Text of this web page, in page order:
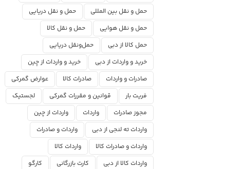
حمل و نقل بین المللی
حمل و نقل دریایی
حمل و نقل هوایی
حمل و نقل کالا
حمل کالا از دبی
حمل‌ونقل دریایی
خرید و واردات از دبی
خرید و واردات از چین
صادرات و واردات
صادرات کالا
عوارض گمرکی
فریت بار
قوانین و مقررات گمرکی
لجستیک
مجوز صادرات
واردات
واردات از چین
واردات ته لنجی از دبی
واردات و صادرات
واردات و صادرات کالا
واردات کالا
واردات کالا از دبی
کارت بازرگانی
کارگو